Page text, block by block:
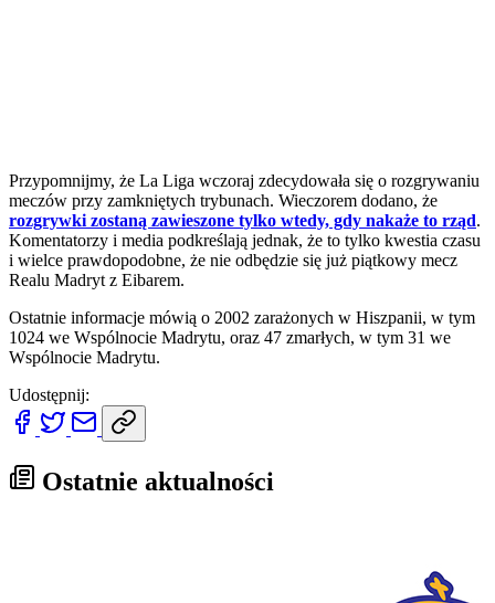
Przypomnijmy, że La Liga wczoraj zdecydowała się o rozgrywaniu
meczów przy zamkniętych trybunach. Wieczorem dodano, że
rozgrywki zostaną zawieszone tylko wtedy, gdy nakaże to rząd.
Komentatorzy i media podkreślają jednak, że to tylko kwestia czasu
i wielce prawdopodobne, że nie odbędzie się już piątkowy mecz
Realu Madryt z Eibarem.
Ostatnie informacje mówią o 2002 zarażonych w Hiszpanii, w tym
1024 we Wspólnocie Madrytu, oraz 47 zmarłych, w tym 31 we
Wspólnocie Madrytu.
Udostępnij:
Ostatnie aktualności